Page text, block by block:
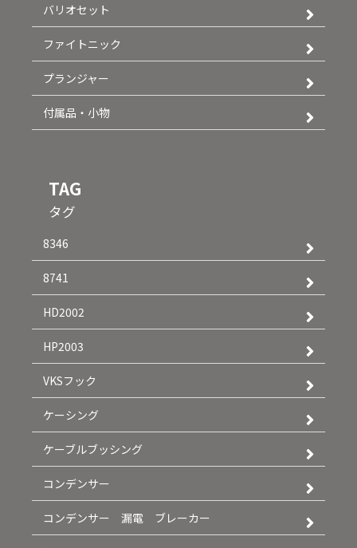
バリオセット
ファイトニック
プランジャー
付属品・小物
TAG
タグ
8346
8741
HD2002
HP2003
VKSフック
ケーシング
ケーブルブッシング
コンデンサー
コンデンサー 漏電 ブレーカー